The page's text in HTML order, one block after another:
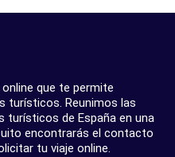
que te permite
turísticos. Reunimos las
de España en una
encontrarás el contacto
tu viaje online.